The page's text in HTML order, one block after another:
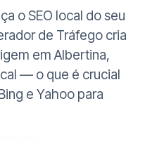
o SEO local do seu
de Tráfego cria
em Albertina,
— o que é crucial
e Yahoo para